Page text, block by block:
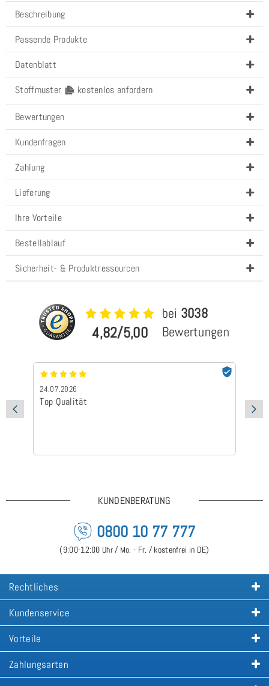
Beschreibung
Passende Produkte
Datenblatt
Stoffmuster kostenlos anfordern
Bewertungen
Kundenfragen
Zahlung
Lieferung
Ihre Vorteile
Bestellablauf
Sicherheit- & Produktressourcen
4,82/5,00
bei 3038
Bewertungen
24.07.2026
Top Qualität
KUNDENBERATUNG
0800 10 77 777
(9:00-12:00 Uhr / Mo. - Fr. / kostenfrei in DE)
Rechtliches
Kundenservice
Vorteile
Zahlungsarten